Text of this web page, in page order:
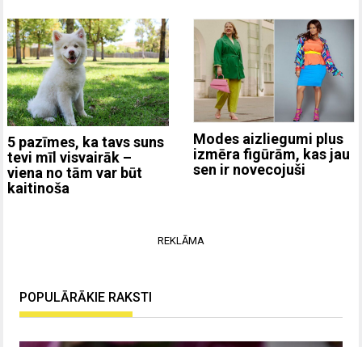
5 pazīmes, ka tavs suns
tevi mīl visvairāk –
viena no tām var būt
kaitinoša
Modes aizliegumi plus
izmēra figūrām, kas jau
sen ir novecojuši
REKLĀMA
POPULĀRĀKIE RAKSTI